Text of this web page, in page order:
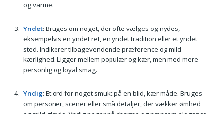
og varme.
Yndet: Bruges om noget, der ofte vælges og nydes,
eksempelvis en yndet ret, en yndet tradition eller et yndet
sted. Indikerer tilbagevendende præference og mild
kærlighed. Ligger mellem populær og kær, men med mere
personlig og loyal smag.
Yndig: Et ord for noget smukt på en blid, kær måde. Bruges
om personer, scener eller små detaljer, der vækker ømhed